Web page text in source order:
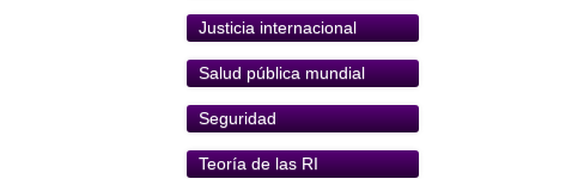
Justicia internacional
Salud pública mundial
Seguridad
Teoría de las RI